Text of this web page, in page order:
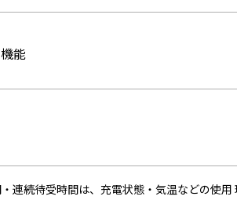
能
連続待受時間は、充電状態・気温などの使